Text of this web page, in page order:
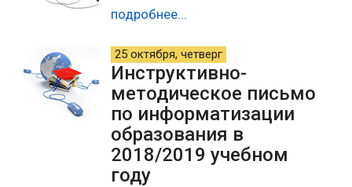
подробнее...
25 октября, четверг
Инструктивно-
методическое письмо
по информатизации
образования в
2018/2019 учебном
году